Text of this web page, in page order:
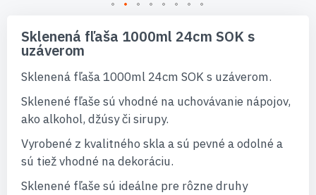
začiatok
galérie
Sklenená fľaša 1000ml 24cm SOK s
uzáverom
Sklenená fľaša 1000ml 24cm SOK s uzáverom.
Sklenené fľaše sú vhodné na uchovávanie nápojov,
ako alkohol, džúsy či sirupy.
Vyrobené z kvalitného skla a sú pevné a odolné a
sú tiež vhodné na dekoráciu.
Sklenené fľaše sú ideálne pre rôzne druhy